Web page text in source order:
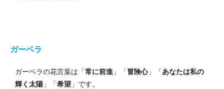
ガーベラ
ガーベラの花言葉は 「常に前進 」「冒険心」「あなたは私の
輝く太陽 」「希望 」です。